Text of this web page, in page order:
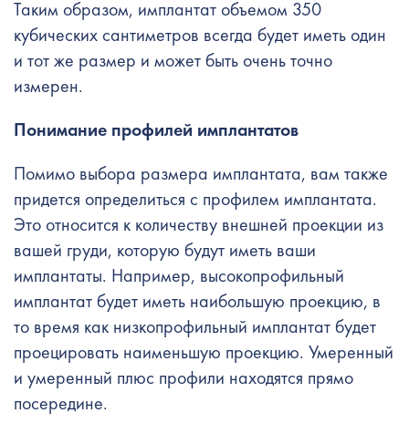
Таким образом, имплантат объемом 350
кубических сантиметров всегда будет иметь один
и тот же размер и может быть очень точно
измерен.
Понимание профилей имплантатов
Помимо выбора размера имплантата, вам также
придется определиться с профилем имплантата.
Это относится к количеству внешней проекции из
вашей груди, которую будут иметь ваши
имплантаты. Например, высокопрофильный
имплантат будет иметь наибольшую проекцию, в
то время как низкопрофильный имплантат будет
проецировать наименьшую проекцию. Умеренный
и умеренный плюс профили находятся прямо
посередине.